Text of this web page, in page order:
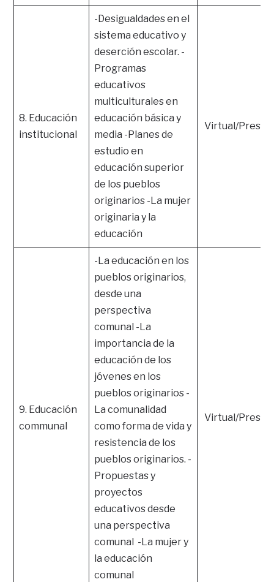
8. Educación
institucional
-Desigualdades en el
sistema educativo y
deserción escolar. -
Programas
educativos
multiculturales en
educación básica y
media -Planes de
estudio en
educación superior
de los pueblos
originarios -La mujer
originaria y la
educación
Virtual/
9. Educación
communal
-La educación en los
pueblos originarios,
desde una
perspectiva
comunal -La
importancia de la
educación de los
jóvenes en los
pueblos originarios -
La comunalidad
como forma de vida y
resistencia de los
pueblos originarios. -
Propuestas y
proyectos
educativos desde
una perspectiva
comunal -La mujer y
la educación
comunal
Virtual/